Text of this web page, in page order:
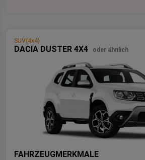
SUV(4x4)
DACIA DUSTER 4X4 oder ähnlich
FAHRZEUGMERKMALE